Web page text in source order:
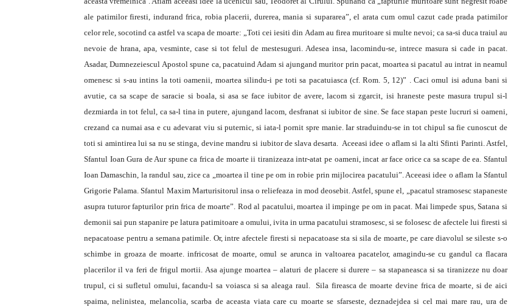
ale patimilor firesti, indurand frica, robia placerii, durerea, mania si supararea”, el arata cum omul cazut cade prada patimilor
celor rele, socotind ca astfel va scapa de moarte: „Toti cei iesiti din Adam au firea muritoare si multe nevoi; ca sa-si duca traiul au
nevoie de hrana, apa, vesminte, case si tot felul de mestesuguri. Adesea insa, lacomindu-se, intrece masura si cade in pacat.
Asadar, Dumnezeiescul Apostol spune ca, pacatuind Adam si ajungand muritor prin pacat, moartea si pacatul au intrat in neamul
omenesc si s-au intins la toti oamenii, moartea silindu-i pe toti sa pacatuiasca (cf. Rom. 5, 12)” . Caci omul isi aduna bani si
avutie, ca sa scape de saracie si boala, si asa se face iubitor de avere, lacom si zgarcit, isi hraneste peste masura trupul si-l
dezmiarda in tot felul, ca sa-l tina in putere, ajungand lacom, desfranat si iubitor de sine. Se face stapan peste lucruri si oameni,
crezand ca numai asa e cu adevarat viu si puternic, si iata-l pornit spre manie. Iar straduindu-se in tot chipul sa fie cunoscut de
toti si amintirea lui sa nu se stinga, devine mandru si iubitor de slava desarta. Aceeasi idee o aflam si la alti Sfinti Parinti. Astfel,
Sfantul Ioan Gura de Aur spune ca frica de moarte ii tiranizeaza intr-atat pe oameni, incat ar face orice ca sa scape de ea. Sfantul
Ioan Damaschin, la randul sau, zice ca „moartea il tine pe om in robie prin mijlocirea pacatului”. Aceeasi idee o aflam la Sfantul
Grigorie Palama. Sfantul Maxim Marturisitorul insa o reliefeaza in mod deosebit. Astfel, spune el, „pacatul stramosesc stapaneste
asupra tuturor fapturilor prin frica de moarte”. Rod al pacatului, moartea il impinge pe om in pacat. Mai limpede spus, Satana si
demonii sai pun stapanire pe latura patimitoare a omului, ivita in urma pacatului stramosesc, si se folosesc de afectele lui firesti si
nepacatoase pentru a semana patimile. Or, intre afectele firesti si nepacatoase sta si sila de moarte, pe care diavolul se sileste s-o
schimbe in groaza de moarte. infricosat de moarte, omul se arunca in valtoarea pacatelor, amagindu-se cu gandul ca flacara
placerilor il va feri de frigul mortii. Asa ajunge moartea – alaturi de placere si durere – sa stapaneasca si sa tiranizeze nu doar
trupul, ci si sufletul omului, facandu-l sa voiasca si sa aleaga raul. Sila fireasca de moarte devine frica de moarte, si de aici
spaima, nelinistea, melancolia, scarba de aceasta viata care cu moarte se sfarseste, deznadejdea si cel mai mare rau, ura de